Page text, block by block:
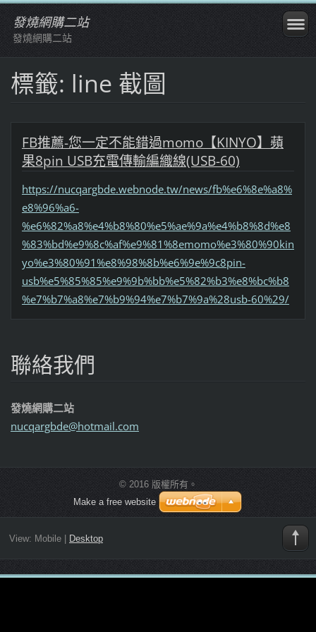
發燒網購二站
發燒網購二站
標籤: line 截圖
FB推薦-您一定不能錯過momo【KINYO】蘋
果8pin USB充電傳輸編織線(USB-60)
https://nucqargbde.webnode.tw/news/fb%e6%8e%a8%
e8%96%a6-
%e6%82%a8%e4%b8%80%e5%ae%9a%e4%b8%8d%e8
%83%bd%e9%8c%af%e9%81%8emomo%e3%80%90kin
yo%e3%80%91%e8%98%8b%e6%9e%9c8pin-
usb%e5%85%85%e9%9b%bb%e5%82%b3%e8%bc%b8
%e7%b7%a8%e7%b9%94%e7%b7%9a%28usb-60%29/
聯絡我們
發燒網購二站
nucqargbde@hotmail.com
© 2016 版權所有。
Make a free website
View: Mobile| Desktop